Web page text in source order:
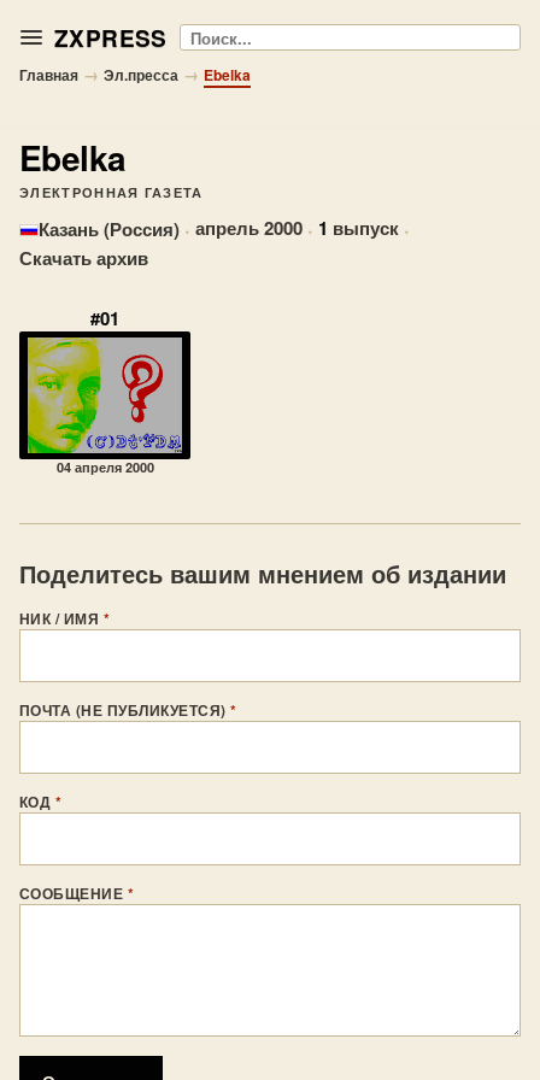
ZXPRESS Поиск
Главная → Эл.пресса → Ebelka
Ebelka
ЭЛЕКТРОННАЯ ГАЗЕТА
Казань (Россия) · апрель 2000 · 1 выпуск ·
Скачать архив
#01
04 апреля 2000
Поделитесь вашим мнением об издании
НИК / ИМЯ *
ПОЧТА (НЕ ПУБЛИКУЕТСЯ)*
КОД *
СООБЩЕНИЕ *